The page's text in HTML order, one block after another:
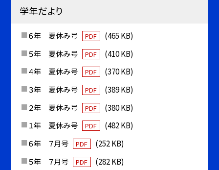
学年だより
６年 夏休み号 PDF
(465 KB)
５年 夏休み号
PDF
(410 KB)
４年 夏休み号
PDF
(370 KB)
３年 夏休み号
PDF
(389 KB)
２年 夏休み号
PDF
(380 KB)
１年 夏休み号
PDF
(482 KB)
６年 ７月号
PDF
(252 KB)
５年 ７月号
PDF
(282 KB)